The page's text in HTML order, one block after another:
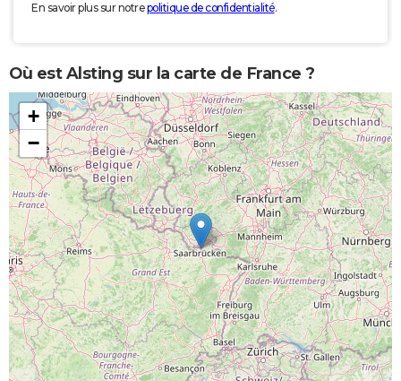
En savoir plus sur notrepolitique de confidentialité.
Où est Alsting sur la carte de France ?
+
−